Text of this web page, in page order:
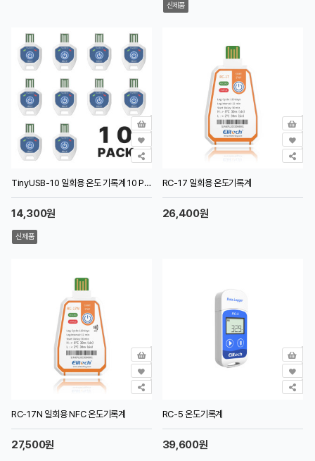
신제품
TinyUSB-10 일회용 온도 기록계 10 Pack
14,300원
신제품
RC-17 일회용 온도기록계
26,400원
RC-17N 일회용 NFC 온도기록계
27,500원
RC-5 온도기록계
39,600원